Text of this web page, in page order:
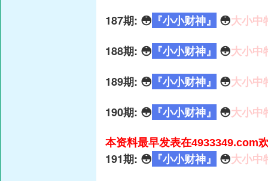
187期: 😳 『小小财神』 😳大小中
188期: 😳 『小小财神』 😳大小中
189期: 😳 『小小财神』 😳大小中
190期: 😳 『小小财神』 😳大小中
本资料最早发表在4933349.com
191期: 😳 『小小财神』 😳大小中